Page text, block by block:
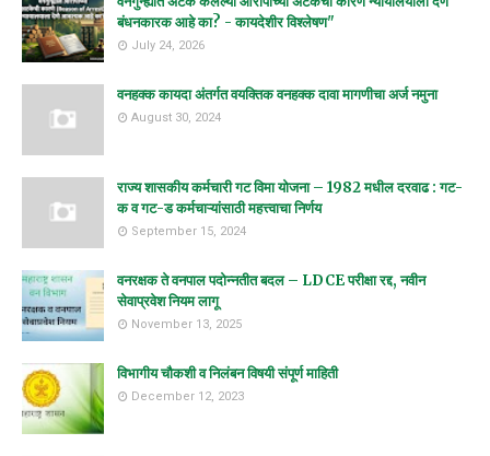
बंधनकारक आहे का? - कायदेशीर विश्लेषण"
July 24, 2026
वनहक्क कायदा अंतर्गत वयक्तिक वनहक्क दावा मागणीचा अर्ज नमुना
August 30, 2024
राज्य शासकीय कर्मचारी गट विमा योजना – 1982 मधील दरवाढ : गट-
क व गट-ड कर्मचाऱ्यांसाठी महत्त्वाचा निर्णय
September 15, 2024
वनरक्षक ते वनपाल पदोन्नतीत बदल – LDCE परीक्षा रद्द, नवीन
सेवाप्रवेश नियम लागू
November 13, 2025
विभागीय चौकशी व निलंबन विषयी संपूर्ण माहिती
December 12, 2023